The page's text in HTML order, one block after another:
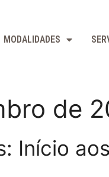
MODALIDADES
de
Início